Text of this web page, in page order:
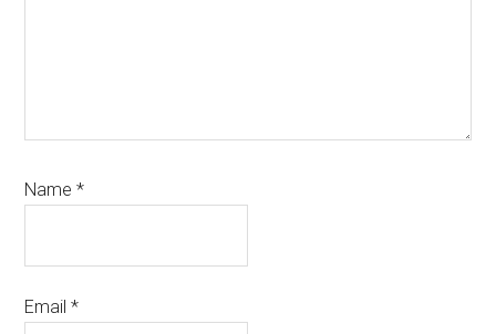
Name*
Email*